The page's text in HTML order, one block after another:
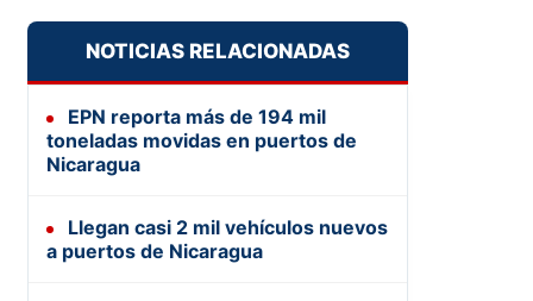
NOTICIAS RELACIONADAS
EPN reporta más de 194 mil
toneladas movidas en puertos de
Nicaragua
Llegan casi 2 mil vehículos nuevos
a puertos de Nicaragua